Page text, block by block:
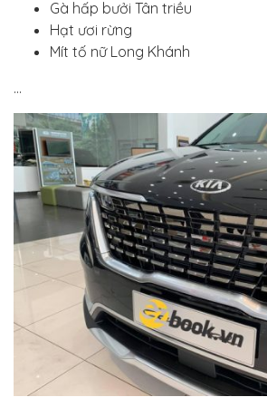
Gà hấp bưởi Tân triều
Hạt ươi rừng
Mít tố nữ Long Khánh
…